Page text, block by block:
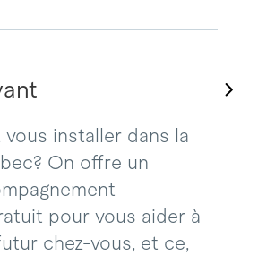
vous installer dans la
On offre un
pour vous aider à
chez-vous, et ce,